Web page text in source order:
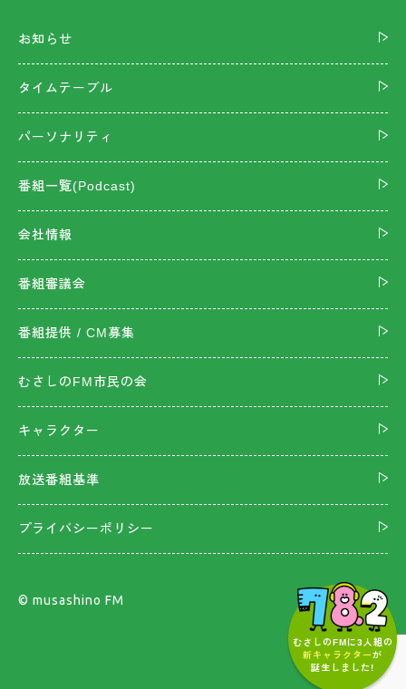
むさしのFMに3人組の
新キャラクターが
誕生しました!
お知らせ
タイムテーブル
パーソナリティ
番組一覧(Podcast)
会社情報
番組審議会
番組提供 / CM募集
むさしのFM市民の会
キャラクター
放送番組基準
プライバシーポリシー
©︎ musashino FM